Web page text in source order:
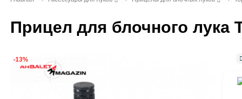
Прицел для блочного лука
-13%